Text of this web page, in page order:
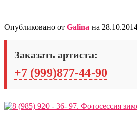
Опубликовано от Galina на
Заказать артиста:
+7 (999)877-44-90